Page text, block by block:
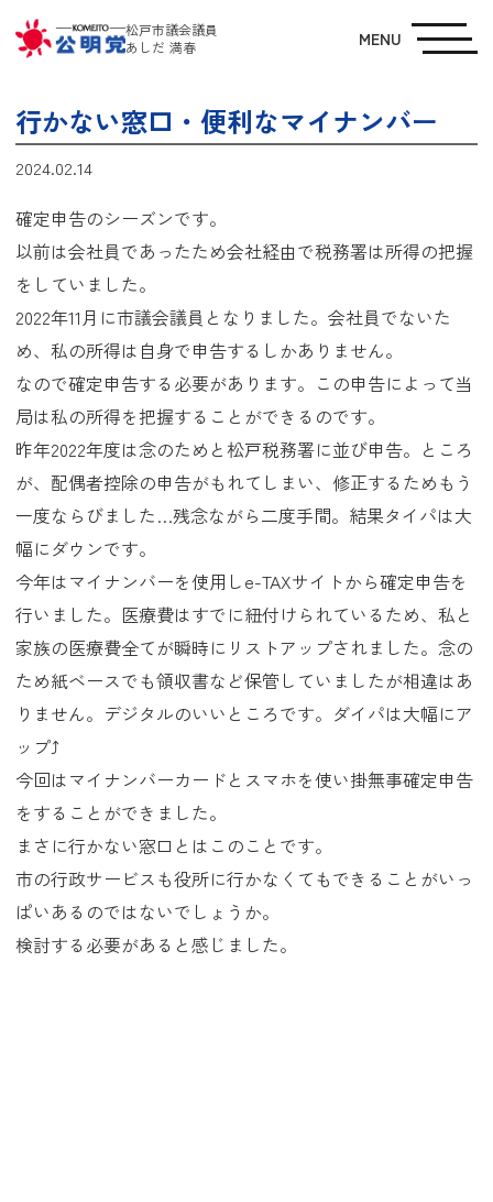
松戸市議会議員
あしだ 満春
MENU
行かない窓口・便利なマイナンバー
2024.02.14
確定申告のシーズンです。
以前は会社員であったため会社経由で税務署は所得の把握
をしていました。
2022年11月に市議会議員となりました。会社員でないた
め、私の所得は自身で申告するしかありません。
なので確定申告する必要があります。この申告によって当
局は私の所得を把握することができるのです。
昨年2022年度は念のためと松戸税務署に並び申告。ところ
が、配偶者控除の申告がもれてしまい、修正するためもう
一度ならびました…残念ながら二度手間。結果タイパは大
幅にダウンです。
今年はマイナンバーを使用しe-TAXサイトから確定申告を
行いました。医療費はすでに紐付けられているため、私と
家族の医療費全てが瞬時にリストアップされました。念の
ため紙ベースでも領収書など保管していましたが相違はあ
りません。デジタルのいいところです。ダイパは大幅にア
ップ⤴️
今回はマイナンバーカードとスマホを使い掛無事確定申告
をすることができました。
まさに行かない窓口とはこのことです。
市の行政サービスも役所に行かなくてもできることがいっ
ぱいあるのではないでしょうか。
検討する必要があると感じました。